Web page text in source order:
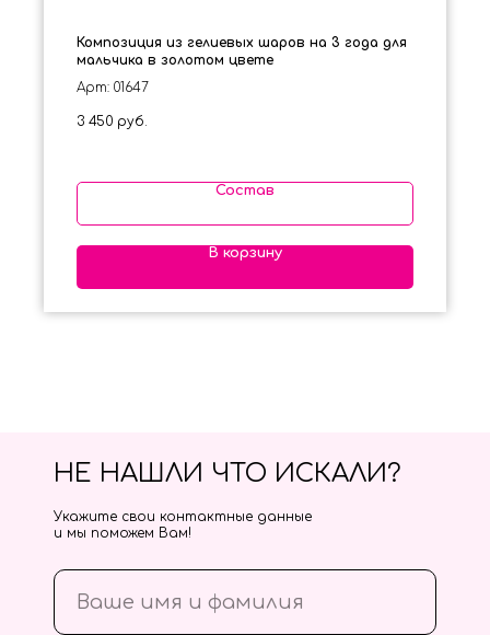
Композиция из гелиевых шаров на 3 года для
мальчика в золотом цвете
Арт: 01647
3 450 руб.
Состав
В корзину
НЕ НАШЛИ ЧТО ИСКАЛИ?
Укажите свои контактные данные
и мы поможем Вам!